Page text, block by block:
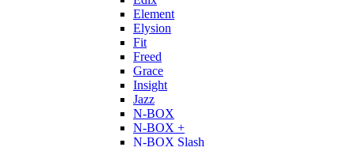
Element
Elysion
Fit
Freed
Grace
Insight
Jazz
N-BOX
N-BOX +
N-BOX Slash